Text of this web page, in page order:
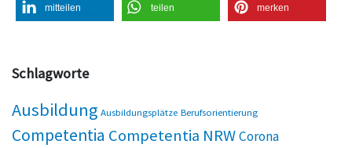
mitteilen teilen merken
Schlagworte
Ausbildung Ausbildungsplätze Berufsorientierung
Competentia Competentia NRWCorona